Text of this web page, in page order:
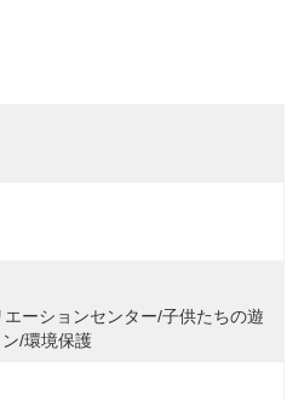
ーションセンター/子供たちの遊
/環境保護